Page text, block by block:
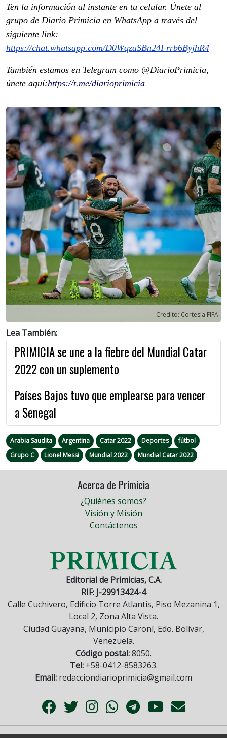
Ten la información al instante en tu celular. Únete al
grupo de Diario Primicia en WhatsApp a través del
siguiente link:
https://chat.whatsapp.com/D0WqzaSBn24Frrb6ByjhR4
También estamos en Telegram como @DiarioPrimicia,
únete aquí:https://t.me/diarioprimicia
Credito: Cortesía FIFA
Previous Next
Lea También:
PRIMICIA se une a la fiebre del Mundial Catar
2022 con un suplemento
Países Bajos tuvo que emplearse para vencer
a Senegal
Arabia Saudita Argentina Catar 2022 Deportes
fútbol
Grupo C
Lionel Messi Mundial 2022 Mundial Catar 2022
Acerca de Primicia
¿Quiénes somos?
Visión y Misión
Contáctenos
Editorial de Primicias, C.A.
RIF: J-29913424-4
Calle Cuchivero, Edificio Torre Atlantis, Piso Mezanina 1,
Local 2, Zona Alta Vista.
Ciudad Guayana, Municipio Caroní, Edo. Bolívar,
Venezuela.
Código postal:8050.
Tel:+58-0412-8583263.
Email: redacciondiarioprimicia@gmail.com